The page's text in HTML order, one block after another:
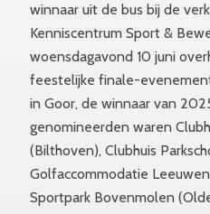
winnaar uit de bus bij de
Kenniscentrum Sport &
woensdagavond 10 juni
feestelijke finale-
in Goor, de winnaar van
genomineerden waren
(Bilthoven), Clubhuis
Golfaccommodatie
Sportpark Bovenmolen